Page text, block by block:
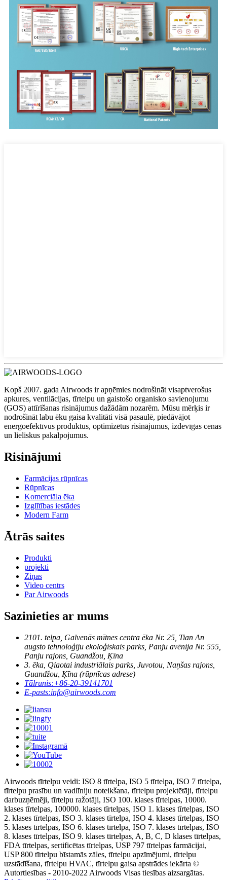
Kopš 2007. gada Airwoods ir apņēmies nodrošināt visaptverošus
apkures, ventilācijas, tīrtelpu un gaistošo organisko savienojumu
(GOS) attīrīšanas risinājumus dažādām nozarēm. Mūsu mērķis ir
nodrošināt labu ēku gaisa kvalitāti visā pasaulē, piedāvājot
energoefektīvus produktus, optimizētus risinājumus, izdevīgas cenas
un lieliskus pakalpojumus.
Risinājumi
Farmācijas rūpnīcas
Rūpnīcas
Komerciāla ēka
Izglītības iestādes
Modern Farm
Ātrās saites
Produkti
projekti
Ziņas
Video centrs
Par Airwoods
Sazinieties ar mums
2101. telpa, Galvenās mītnes centra ēka Nr. 25, Tian An
augsto tehnoloģiju ekoloģiskais parks, Panju avēnija Nr. 555,
Panju rajons, Guandžou, Ķīna
3. ēka, Qiaotai industriālais parks, Juvotou, Naņšas rajons,
Guandžou, Ķīna (rūpnīcas adrese)
Tālrunis:+86-20-39141701
E-pasts:info@airwoods.com
Airwoods tīrtelpu veidi: ISO 8 tīrtelpa, ISO 5 tīrtelpa, ISO 7 tīrtelpa,
tīrtelpu prasību un vadlīniju noteikšana, tīrtelpu projektētāji, tīrtelpu
darbuzņēmēji, tīrtelpu ražotāji, ISO 100. klases tīrtelpas, 10000.
klases tīrtelpas, 100000. klases tīrtelpas, ISO 1. klases tīrtelpas, ISO
2. klases tīrtelpas, ISO 3. klases tīrtelpa, ISO 4. klases tīrtelpas, ISO
5. klases tīrtelpas, ISO 6. klases tīrtelpa, ISO 7. klases tīrtelpas, ISO
8. klases tīrtelpas, ISO 9. klases tīrtelpas, A, B, C, D klases tīrtelpas,
FDA tīrtelpas, sertificētas tīrtelpas, USP 797 tīrtelpas farmācijai,
USP 800 tīrtelpu bīstamās zāles, tīrtelpu apzīmējumi, tīrtelpu
uzstādīšana, tīrtelpu HVAC, tīrtelpu gaisa apstrādes iekārta ©
Autortiesības - 2010-2022 Airwoods Visas tiesības aizsargātas.